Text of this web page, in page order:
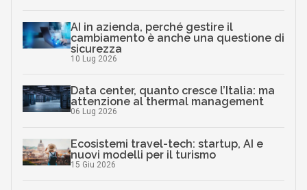
AI in azienda, perché gestire il
cambiamento è anche una questione di
sicurezza
10 Lug 2026
Data center, quanto cresce l’Italia: ma
attenzione al thermal management
06 Lug 2026
Ecosistemi travel-tech: startup, AI e
nuovi modelli per il turismo
15 Giu 2026